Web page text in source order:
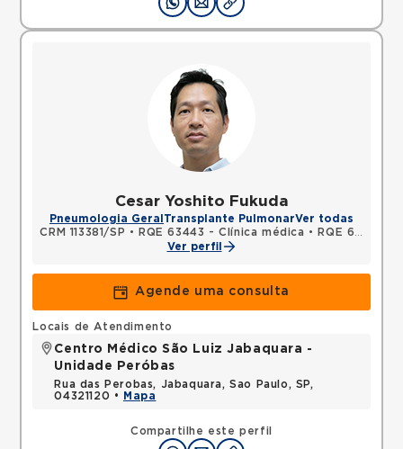
Cesar Yoshito Fukuda
Pneumologia Geral Transplante PulmonarVer todas
CRM 113381/SP • RQE 63443 - Clínica médica •
RQE 63444 - Pneumologia
Ver perfil
Agende uma consulta
Compartilhe este perfil
Locais de Atendimento
Centro Médico São Luiz Jabaquara -
Unidade Peróbas
Rua das Perobas, Jabaquara, Sao Paulo, SP,
04321120 •
Mapa